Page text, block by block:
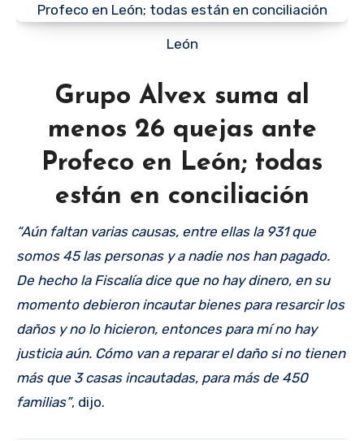
León
Grupo Alvex suma al
menos 26 quejas ante
Profeco en León; todas
están en conciliación
“Aún faltan varias causas, entre ellas la 931 que
somos 45 las personas y a nadie nos han pagado.
De hecho la Fiscalía dice que no hay dinero, en su
momento debieron incautar bienes para resarcir los
daños y no lo hicieron, entonces para mí no hay
justicia aún. Cómo van a reparar el daño si no tienen
más que 3 casas incautadas, para más de 450
familias”, dijo.